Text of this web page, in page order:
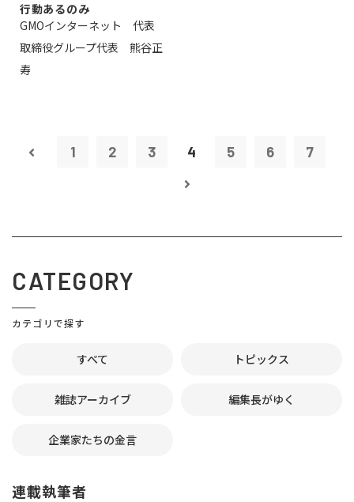
行動あるのみ
GMOインターネット 代表
取締役グループ代表 熊谷正
寿
1 2 3 4 5 6 7
CATEGORY
カテゴリで探す
すべて トピックス
雑誌アーカイブ 編集長がゆく
企業家たちの金言
連載執筆者